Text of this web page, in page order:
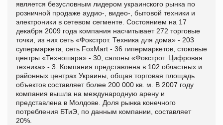
является безусловным лидером украинского рынка по
розничной продаже аудио-, видео-, бытовой техники и
электроники в сетевом сегменте. Состоянием на 17
декабря 2009 года компания насчитывает 272 торговые
точки, из них сеть «Фокстрот. Техника для дома» - 203
супермаркета, сеть FoxMart - 36 гипермаркетов, стоковые
центры «Техношара» - 30, салоны «Фокстрот. Цифровая
техника» - 3. Компания представлена в 102 областных и
районных центрах Украины, общая торговая площадь
объектов составляет более 200 000 кв. м. В 2007 году
компания вышла на международную арену и
представлена в Молдове. Доля рынка конечного
потребления БТиЭ, по данным компании, составляет
20%.